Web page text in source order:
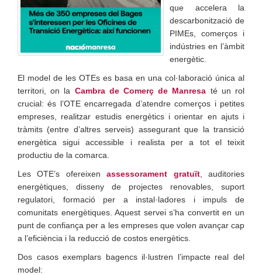
que accelera la
descarbonització de
PIMEs, comerços i
indústries en l’àmbit
energètic.
El model de les OTEs es basa en una col·laboració única al
territori, on la Cambra de Comerç de Manresa té un rol
crucial: és l’OTE encarregada d’atendre comerços i petites
empreses, realitzar estudis energètics i orientar en ajuts i
tràmits (entre d’altres serveis) assegurant que la transició
energètica sigui accessible i realista per a tot el teixit
productiu de la comarca.
Les OTE’s ofereixenassessorament gratuït, auditories
energètiques, disseny de projectes renovables, suport
regulatori, formació per a instal·ladores i impuls de
comunitats energètiques. Aquest servei s’ha convertit en un
punt de confiança per a les empreses que volen avançar cap
a l’eficiència i la reducció de costos energètics.
Dos casos exemplars bagencs il·lustren l’impacte real del
model: